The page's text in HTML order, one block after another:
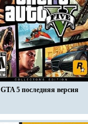
GTA 5 последняя версия